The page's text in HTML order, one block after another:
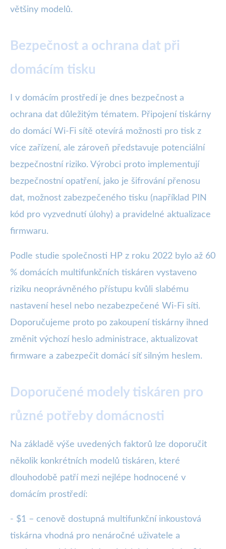
většiny modelů.
Bezpečnost a ochrana dat při
domácím tisku
I v domácím prostředí je dnes bezpečnost a
ochrana dat důležitým tématem. Připojení tiskárny
do domácí Wi-Fi sítě otevírá možnosti pro tisk z
více zařízení, ale zároveň představuje potenciální
bezpečnostní riziko. Výrobci proto implementují
bezpečnostní opatření, jako je šifrování přenosu
dat, možnost zabezpečeného tisku (například PIN
kód pro vyzvednutí úlohy) a pravidelné aktualizace
firmwaru.
Podle studie společnosti HP z roku 2022 bylo až 60
% domácích multifunkčních tiskáren vystaveno
riziku neoprávněného přístupu kvůli slabému
nastavení hesel nebo nezabezpečené Wi-Fi síti.
Doporučujeme proto po zakoupení tiskárny ihned
změnit výchozí heslo administrace, aktualizovat
firmware a zabezpečit domácí síť silným heslem.
Doporučené modely tiskáren pro
různé potřeby domácnosti
Na základě výše uvedených faktorů lze doporučit
několik konkrétních modelů tiskáren, které
dlouhodobě patří mezi nejlépe hodnocené v
domácím prostředí:
- $1 – cenově dostupná multifunkční inkoustová
tiskárna vhodná pro nenáročné uživatele a